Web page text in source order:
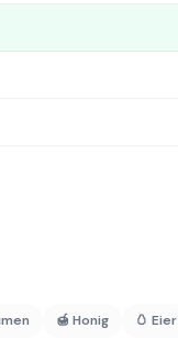
🍯 Honig 🥚 Eier